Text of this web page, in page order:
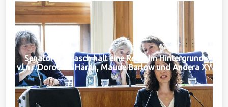
Senatorin Jarasch hält eine Rede. Im Hintergrund
v.l.n.r. Dorothea Härlin, Maude Barlow und Andera XY